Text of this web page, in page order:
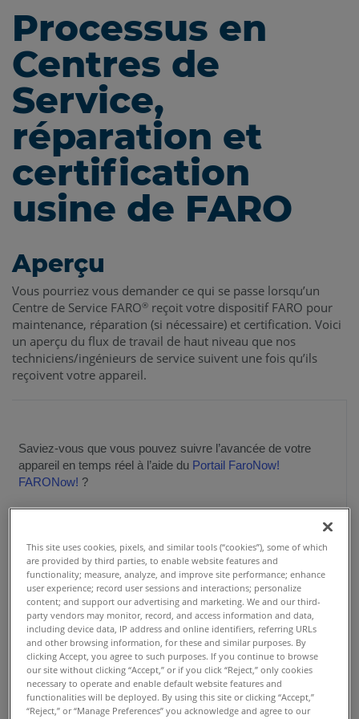
Processus en
Centres de
Service,
réparation et
certification
usine de FARO
Aperçu
Vous pourriez vous demander ce qui se passe lorsqu’un
Centre de Service FARO® reçoit votre dispositif FARO pour
maintenance, réparation (si nécessaire) et certification. Voici
un aperçu du flux de travail de haut niveau que nos
techniciens/ingénieurs de service suivent une fois qu’ils
reçoivent votre appareil.
Saviez-vous que vous pouvez suivre l’avancée de votre
appareil en temps réel à l’aide du Portail FaroNow!
FARONow! ?
progression pour toute demande de service / RMA envoyée.
Il vous suffit de consulter les détails des RMA Cases et la
barre de progression (située en haut de la page) vous
donnera son statut actuel.
This site uses cookies, pixels, and similar tools (“cookies”), some of which
are provided by third parties, to enable website features and
functionality; measure, analyze, and improve site performance; enhance
user experience; record user sessions and interactions; personalize
content; and support our advertising and marketing. We and our third-
party vendors may monitor, record, and access information and data,
including device data, IP address and online identifiers, referring URLs
and other browsing information, for these and similar purposes. By
clicking Accept, you agree to such purposes. If you continue to browse
our site without clicking “Accept,” or if you click “Reject,” only cookies
necessary to operate and enable default website features and
functionalities will be deployed. By using this site or clicking “Accept,”
“Reject,” or “Manage Preferences” you acknowledge and agree to our